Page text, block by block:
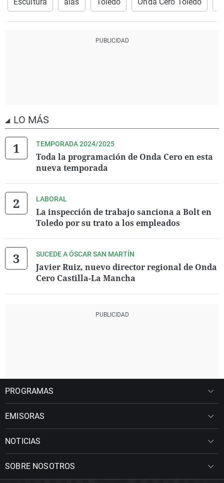
LO MÁS
TEMPORADA 2024/2025
Toda la programación de Onda Cero en esta
nueva temporada
LABORAL
La inspección de trabajo sanciona a Bolt en
Toledo por su trato a los empleados
SUCEDE A ÓSCAR SAN MARTÍN
Javier Ruiz, nuevo director regional de Onda
Cero Castilla-La Mancha
PROGRAMAS
EMISORAS
NOTICIAS
SOBRE NOSOTROS